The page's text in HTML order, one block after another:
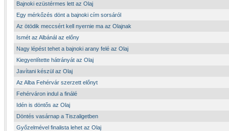
Bajnoki ezüstérmes lett az Olaj
Egy mérkőzés dönt a bajnoki cím sorsáról
Az ötödik meccsért kell nyernie ma az Olajnak
Ismét az Albánál az előny
Nagy lépést tehet a bajnoki arany felé az Olaj
Kiegyenlítette hátrányát az Olaj
Javítani készül az Olaj
Az Alba Fehérvár szerzett előnyt
Fehérváron indul a finálé
Idén is döntős az Olaj
Döntés vasárnap a Tiszaligetben
Győzelmével finalista lehet az Olaj